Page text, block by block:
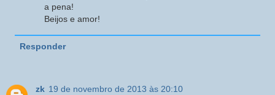
a pena!
Beijos e amor!
Responder
zk 19 de novembro de 2013 às 20:10